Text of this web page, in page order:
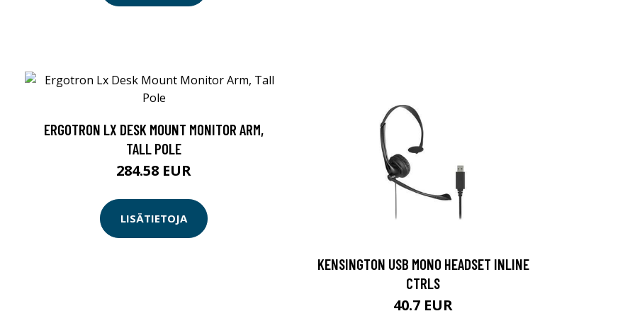
ERGOTRON LX DESK MOUNT MONITOR ARM,
TALL POLE
284.58 EUR
LISÄTIETOJA
KENSINGTON USB MONO HEADSET INLINE
CTRLS
40.7 EUR